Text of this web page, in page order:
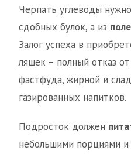
Черпать углеводы
сдобных булок, а из
Залог успеха в
ляшек – полный отказ
фастфуда, жирной и
газированных напитков.
Подросток должен
небольшими порциями и